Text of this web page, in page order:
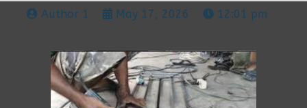
Author 1 May 17, 2026 12:01 pm